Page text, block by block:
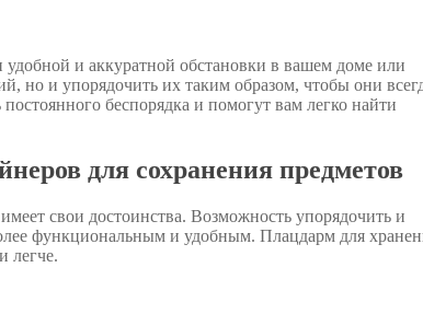
и аккуратной обстановки в вашем доме или
но и упорядочить их таким образом, чтобы они
беспорядка и помогут вам легко найти
для сохранения предметов
свои достоинства. Возможность упорядочить и
функциональным и удобным. Плацдарм для
легче.